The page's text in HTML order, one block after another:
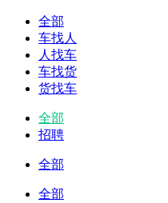
全部
车找人
人找车
车找货
货找车
全部
招聘
全部
全部